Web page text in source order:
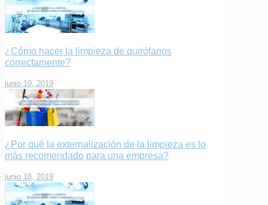
¿Cómo hacer la limpieza de quirófanos
correctamente?
junio 19, 2019
¿Por qué la externalización de la limpieza es lo
más recomendado para una empresa?
junio 18, 2019